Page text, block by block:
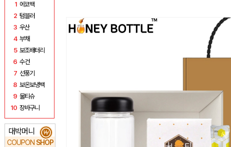
1 에코백
2 텀블러
3 우산
4 부채
5 보조배터리
6 수건
7 선풍기
8 보온보냉백
9 물티슈
10 장바구니
대박머니
COUPON SHOP
₩